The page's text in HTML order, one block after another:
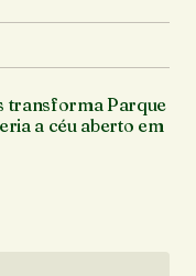
transforma Parque
a céu aberto em